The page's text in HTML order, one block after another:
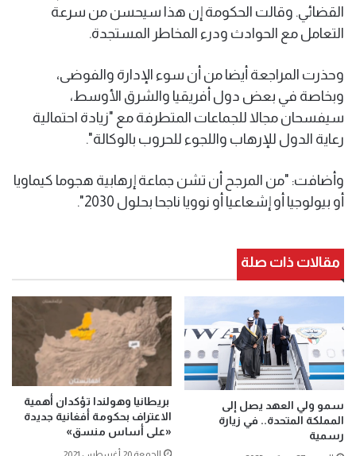
القضائي. وقالت الحكومة إن هذا سيحسن من سرعة
التعامل مع الحوادث ودرء المخاطر المستجدة.
وحذرت المراجعة أيضا من أن سوء الإدارة والفوضى،
وبخاصة في بعض دول أفريقيا والشرق الأوسط،
سيفسحان مجالا للجماعات المتطرفة مع "زيادة احتمالية
رعاية الدول للإرهاب واللجوء للحروب بالوكالة".
وأضافت: "من المرجح أن تشن جماعة إرهابية هجوما كيماويا
أو بيولوجيا أو إشعاعيا أو نوويا ناجحا بحلول 2030".
مقالات ذات صلة
سمو ولي العهد يصل إلى
المملكة المتحدة.. في زيارة
رسمية
بريطانيا وهولندا تؤكدان أهمية
الاعتراف بحكومة أفغانية جديدة
«على أساس منسق»